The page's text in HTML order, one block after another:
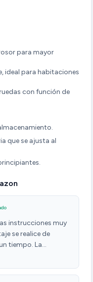
para mayor
ideal para habitaciones
con función de
que se ajusta al
instrucciones muy
se realice de
tiempo. La
colchón cubre las
económico